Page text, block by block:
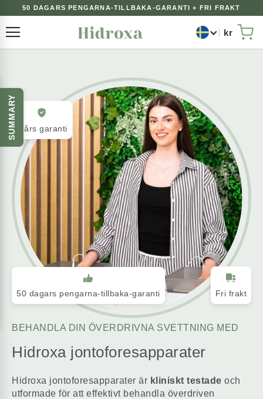
50 DAGARS PENGARNA-TILLBAKA-GARANTI + FRI FRAKT
kr
Min
SUMMARY
BEHANDLA DIN ÖVERDRIVNA SVETTNING MED
Hidroxa jontoforesapparater
Hidroxa jontoforesapparater är kliniskt testade och
utformade för att effektivt behandla överdriven
2 års garanti
50 dagars pengarna-tillbaka-garanti Fri frakt